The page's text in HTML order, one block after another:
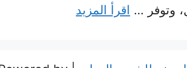
وتوفر … اقرأ المزيد